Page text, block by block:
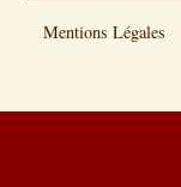
Mentions Légales